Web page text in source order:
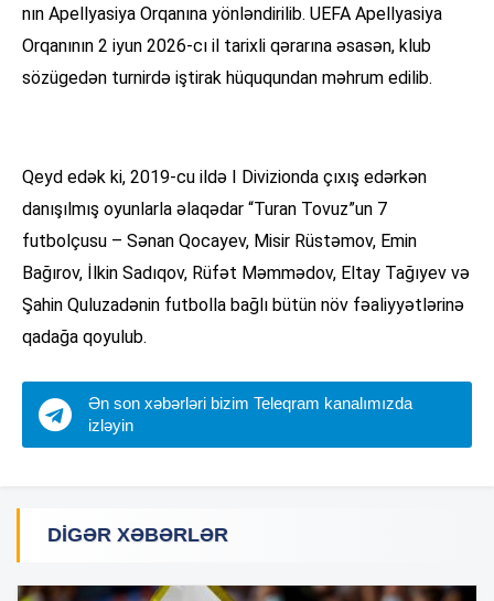
nın Apellyasiya Orqanına yönləndirilib. UEFA Apellyasiya
Orqanının 2 iyun 2026-cı il tarixli qərarına əsasən, klub
sözügedən turnirdə iştirak hüququndan məhrum edilib.
Qeyd edək ki, 2019-cu ildə I Divizionda çıxış edərkən
danışılmış oyunlarla əlaqədar “Turan Tovuz”un 7
futbolçusu – Sənan Qocayev, Misir Rüstəmov, Emin
Bağırov, İlkin Sadıqov, Rüfət Məmmədov, Eltay Tağıyev və
Şahin Quluzadənin futbolla bağlı bütün növ fəaliyyətlərinə
qadağa qoyulub.
Ən son xəbərləri bizim Teleqram kanalımızda
izləyin
DIGƏR XƏBƏRLƏR